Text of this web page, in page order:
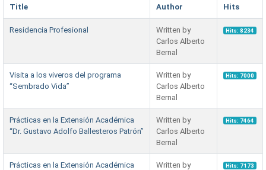
Title Author Hits
Residencia Profesional
Written by
Carlos Alberto
Bernal
Hits: 8234
Visita a los viveros del programa
“Sembrado Vida”
Written by
Carlos Alberto
Bernal
Hits: 7000
Prácticas en la Extensión Académica
“Dr. Gustavo Adolfo Ballesteros Patrón”
Written by
Carlos Alberto
Bernal
Hits: 7464
Prácticas en la Extensión Académica
Written by
Hits: 7173